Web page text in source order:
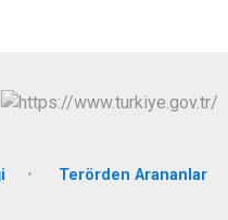
Terörden Arananlar